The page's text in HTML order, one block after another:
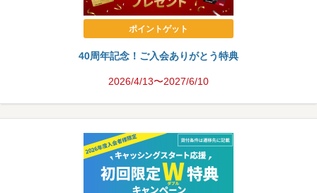
ポイントゲット
40周年記念！ご入会ありがとう特典
2026/4/13〜2027/6/10